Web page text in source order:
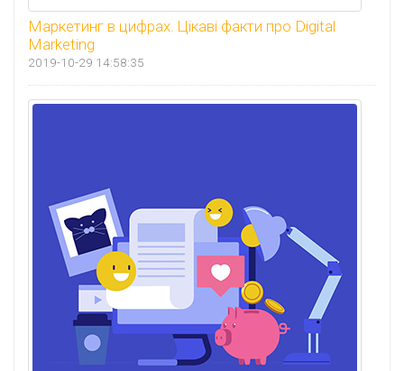
Маркетинг в цифрах. Цікаві факти про Digital
Marketing
2019-10-29 14:58:35